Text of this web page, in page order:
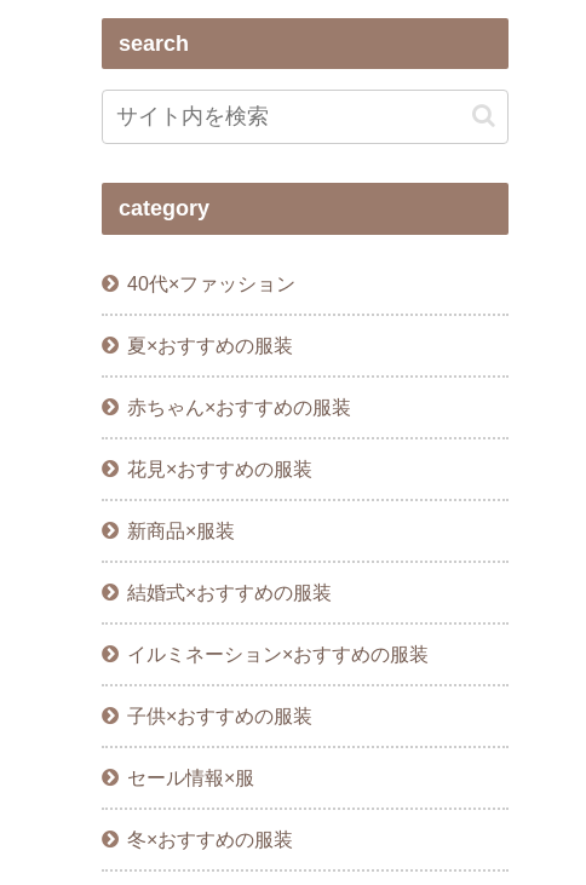
search
category
40代×ファッション
夏×おすすめの服装
赤ちゃん×おすすめの服装
花見×おすすめの服装
新商品×服装
結婚式×おすすめの服装
イルミネーション×おすすめの服装
子供×おすすめの服装
セール情報×服
冬×おすすめの服装